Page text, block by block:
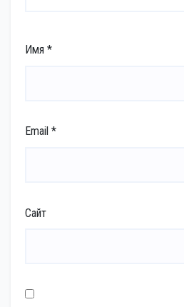
Имя *
Email *
Сайт